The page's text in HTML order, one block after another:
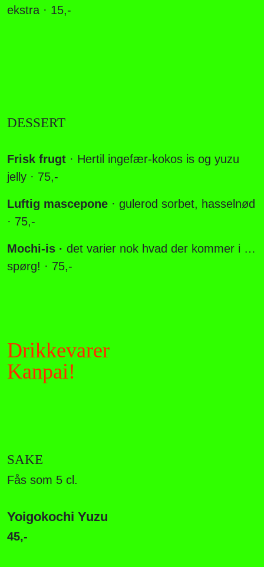
ekstra · 15,-
DESSERT
Frisk frugt · Hertil ingefær-kokos is og yuzu
jelly · 75,-
Luftig mascepone · gulerod sorbet, hasselnød
· 75,-
Mochi-is · det varier nok hvad der kommer i …
spørg! · 75,-
Drikkevarer
Kanpai!
SAKE
Fås som 5 cl.
Yoigokochi Yuzu
45,-